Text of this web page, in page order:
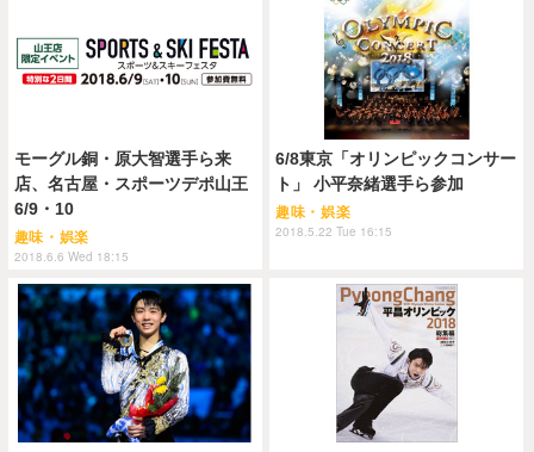
モーグル銅・原大智選手ら来
店、名古屋・スポーツデポ山王
6/9・10
趣味・娯楽
2018.6.6 Wed 18:15
6/8東京「オリンピックコンサー
ト」 小平奈緒選手ら参加
趣味・娯楽
2018.5.22 Tue 16:15